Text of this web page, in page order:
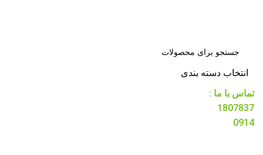
انتخاب دسته بندی
تماس با ما :
1807837
0914